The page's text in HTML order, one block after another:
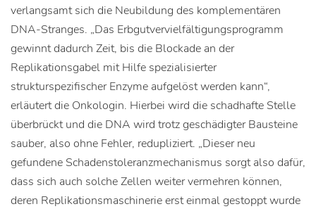
verlangsamt sich die Neubildung des komplementären
DNA-Stranges. „Das Erbgutvervielfältigungsprogramm
gewinnt dadurch Zeit, bis die Blockade an der
Replikationsgabel mit Hilfe spezialisierter
strukturspezifischer Enzyme aufgelöst werden kann“,
erläutert die Onkologin. Hierbei wird die schadhafte Stelle
überbrückt und die DNA wird trotz geschädigter Bausteine
sauber, also ohne Fehler, redupliziert. „Dieser neu
gefundene Schadenstoleranzmechanismus sorgt also dafür,
dass sich auch solche Zellen weiter vermehren können,
deren Replikationsmaschinerie erst einmal gestoppt wurde